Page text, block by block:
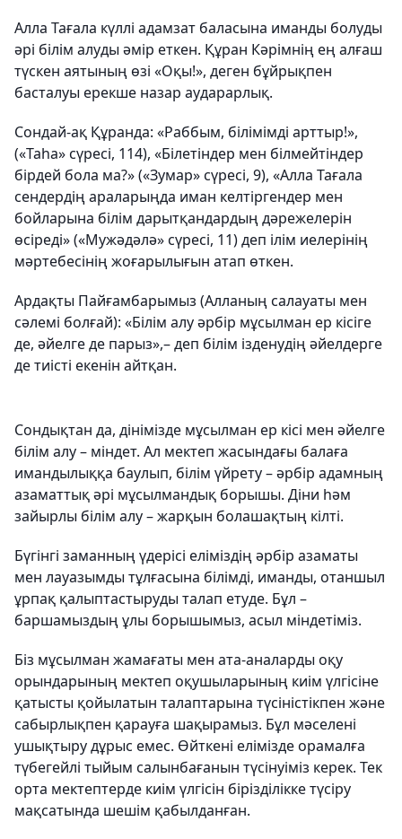
Алла Тағала күллі адамзат баласына иманды болуды
әрі білім алуды әмір еткен. Құран Кәрімнің ең алғаш
түскен аятының өзі «Оқы!», деген бұйрықпен
басталуы ерекше назар аударарлық.
Сондай-ақ Құранда: «Раббым, білімімді арттыр!»,
(«Таһа» сүресі, 114), «Білетіндер мен білмейтіндер
бірдей бола ма?» («Зумар» сүресі, 9), «Алла Тағала
сендердің араларыңда иман келтіргендер мен
бойларына білім дарытқандардың дәрежелерін
өсіреді» («Мужәдәлә» сүресі, 11) деп ілім иелерінің
мәртебесінің жоғарылығын атап өткен.
Ардақты Пайғамбарымыз (Алланың салауаты мен
сәлемі болғай): «Білім алу әрбір мұсылман ер кісіге
де, әйелге де парыз»,– деп білім ізденудің әйелдерге
де тиісті екенін айтқан.
Сондықтан да, дінімізде мұсылман ер кісі мен әйелге
білім алу – міндет. Ал мектеп жасындағы балаға
имандылыққа баулып, білім үйрету – әрбір адамның
азаматтық әрі мұсылмандық борышы. Діни һәм
зайырлы білім алу – жарқын болашақтың кілті.
Бүгінгі заманның үдерісі еліміздің әрбір азаматы
мен лауазымды тұлғасына білімді, иманды, отаншыл
ұрпақ қалыптастыруды талап етуде. Бұл –
баршамыздың ұлы борышымыз, асыл міндетіміз.
Біз мұсылман жамағаты мен ата-аналарды оқу
орындарының мектеп оқушыларының киім үлгісіне
қатысты қойылатын талаптарына түсіністікпен және
сабырлықпен қарауға шақырамыз. Бұл мәселені
ушықтыру дұрыс емес. Өйткені елімізде орамалға
түбегейлі тыйым салынбағанын түсінуіміз керек. Тек
орта мектептерде киім үлгісін бірізділікке түсіру
мақсатында шешім қабылданған.